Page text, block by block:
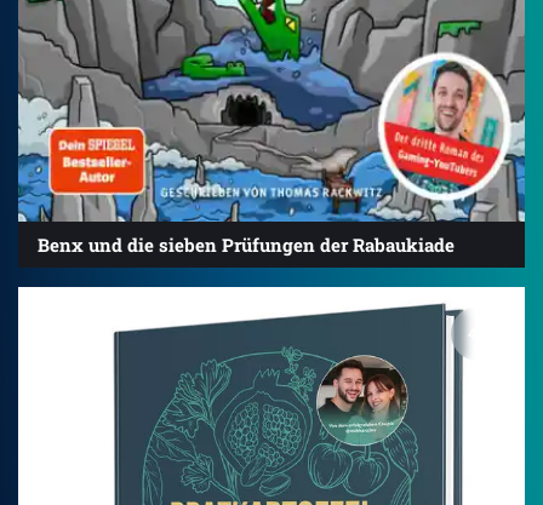
Benx und die sieben Prüfungen der Rabaukiade